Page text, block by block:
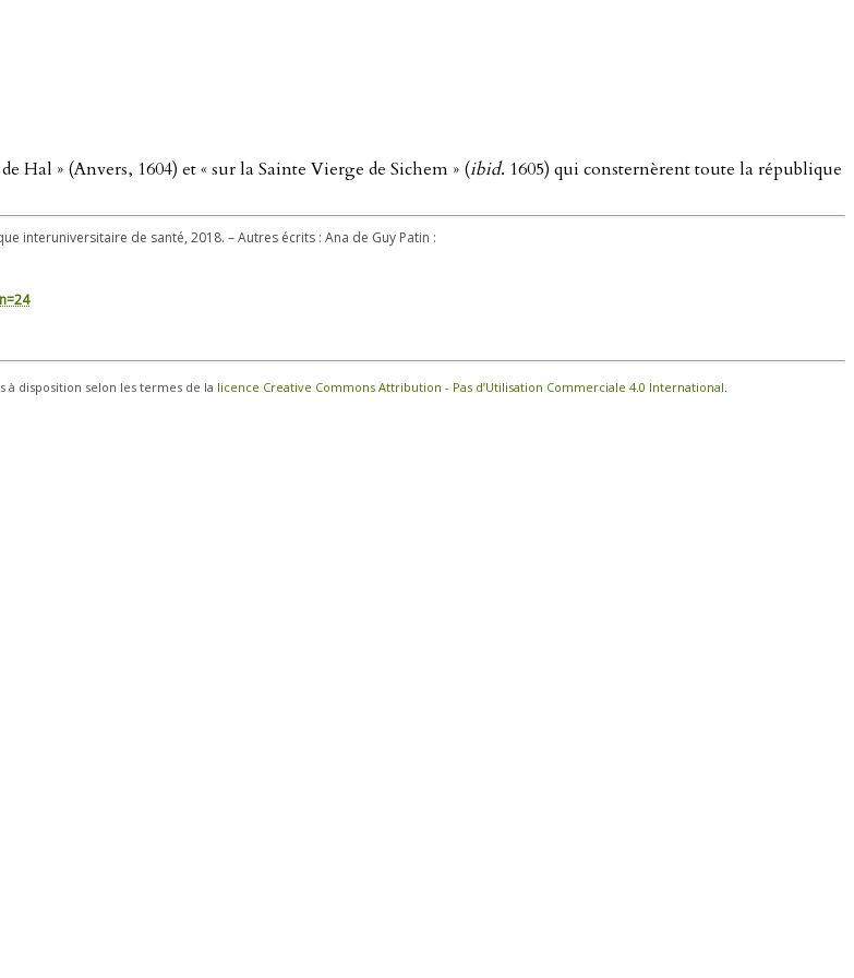
Hal » (Anvers, 1604) et « sur la Sainte Vierge de Sichem » (ibid. 1605) qui consternèrent toute la république
interuniversitaire de santé, 2018. – Autres écrits : Ana de Guy Patin :
à disposition selon les termes de la licence Creative Commons Attribution - Pas d’Utilisation Commerciale 4.0 International.